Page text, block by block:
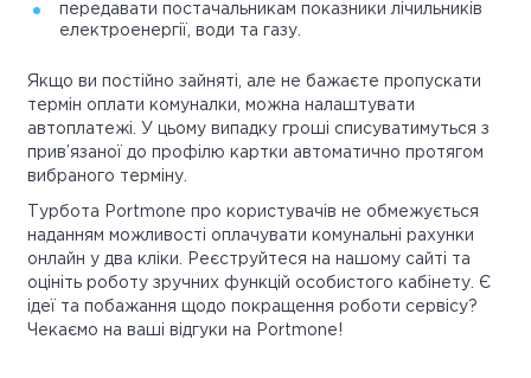
передавати постачальникам показники лічильників
електроенергії, води та газу.
Якщо ви постійно зайняті, але не бажаєте пропускати
термін оплати комуналки, можна налаштувати
автоплатежі. У цьому випадку гроші списуватимуться з
прив’язаної до профілю картки автоматично протягом
вибраного терміну.
Турбота Portmone про користувачів не обмежується
наданням можливості оплачувати комунальні рахунки
онлайн у два кліки. Реєструйтеся на нашому сайті та
оцініть роботу зручних функцій особистого кабінету. Є
ідеї та побажання щодо покращення роботи сервісу?
Чекаємо на ваші відгуки на Portmone!